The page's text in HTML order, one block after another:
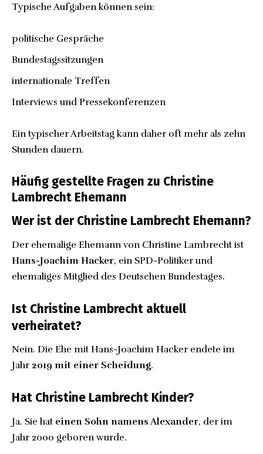
Typische Aufgaben können sein:
politische Gespräche
Bundestagssitzungen
internationale Treffen
Interviews und Pressekonferenzen
Ein typischer Arbeitstag kann daher oft mehr als zehn
Stunden dauern.
Häufig gestellte Fragen zu Christine
Lambrecht Ehemann
Wer ist der Christine Lambrecht Ehemann?
Der ehemalige Ehemann von Christine Lambrecht ist
Hans-Joachim Hacker, ein SPD-Politiker und
ehemaliges Mitglied des Deutschen Bundestages.
Ist Christine Lambrecht aktuell
verheiratet?
Nein. Die Ehe mit Hans-Joachim Hacker endete im
Jahr 2019 mit einer Scheidung.
Hat Christine Lambrecht Kinder?
Ja. Sie hat einen Sohn namens Alexander, der im
Jahr 2000 geboren wurde.